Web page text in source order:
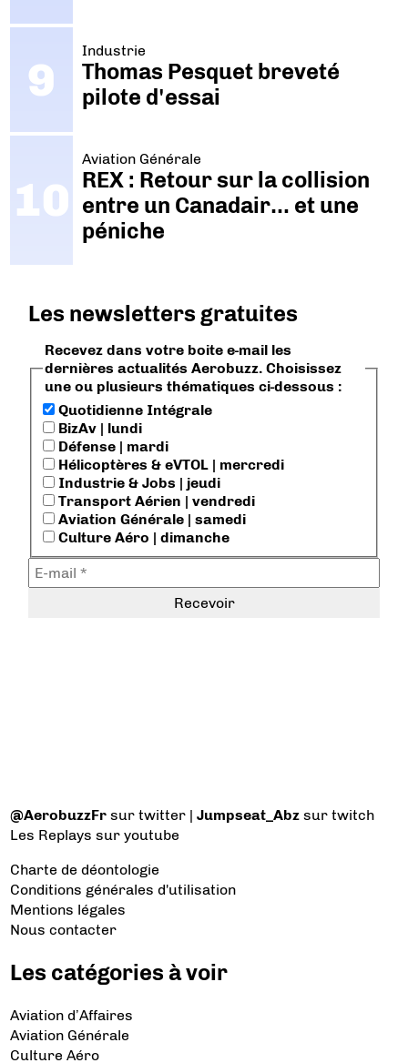
Industrie
Thomas Pesquet breveté
pilote d'essai
Aviation Générale
REX : Retour sur la collision
entre un Canadair… et une
péniche
Les newsletters gratuites
Recevez dans votre boite e-mail les
dernières actualités Aerobuzz. Choisissez
une ou plusieurs thématiques ci-dessous :
Quotidienne Intégrale
BizAv | lundi
Défense | mardi
Hélicoptères & eVTOL | mercredi
Industrie & Jobs | jeudi
Transport Aérien | vendredi
Aviation Générale | samedi
Culture Aéro | dimanche
@AerobuzzFr sur twitter |Jumpseat_Abz sur twitch
Les Replays sur youtube
Charte de déontologie
Conditions générales d'utilisation
Mentions légales
Nous contacter
Les catégories à voir
Aviation d’Affaires
Aviation Générale
Culture Aéro